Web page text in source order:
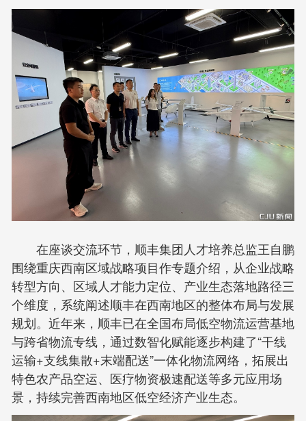
在座谈交流环节，顺丰集团人才培养总监王自鹏
围绕重庆西南区域战略项目作专题介绍，从企业战略
转型方向、区域人才能力定位、产业生态落地路径三
个维度，系统阐述顺丰在西南地区的整体布局与发展
规划。近年来，顺丰已在全国布局低空物流运营基地
与跨省物流专线，通过数智化赋能逐步构建了“干线
运输+支线集散+末端配送”一体化物流网络，拓展出
特色农产品空运、医疗物资极速配送等多元应用场
景，持续完善西南地区低空经济产业生态。